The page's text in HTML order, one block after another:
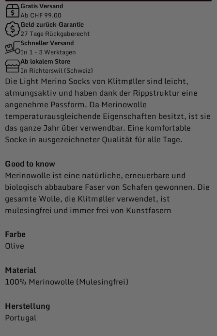
Gratis Versand
Ab CHF 99.00
Geld-zurück-Garantie
27 Tage Rückgaberecht
Schneller Versand
In 1 - 3 Werktagen
Ab lokalem Store
In Richterswil (Schweiz)
Die Light Merino Socks von Klitmøller sind leicht,
atmungsaktiv und haben dank der Rippstruktur eine
angenehme Passform. Da Merinowolle
temperaturausgleichende Eigenschaften besitzt, ist sie
das ganze Jahr über verwendbar. Eine komfortable
Socke in ausgezeichneter Qualität für alle Tage.
Good to know
Merinowolle ist eine natürliche, erneuerbare und
biologisch abbaubare Faser von Schafen gewonnen. Die
gesamte Wolle, die Klitmøller verwendet, ist
mulesingfrei und immer frei von Kunstfasern
Farbe
Olive
Material
100% Merinowolle (Mulesingfrei)
Herstellung
Portugal